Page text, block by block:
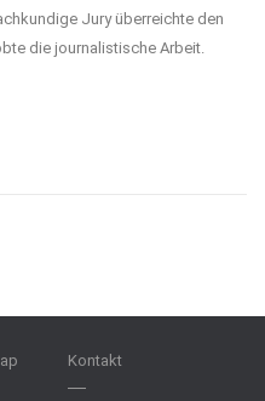
Jury überreichte den
die journalistische Arbeit.
Kontakt